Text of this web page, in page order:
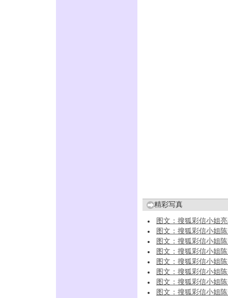
精彩写真
图文：搜狐彩信小姐
图文：搜狐彩信小姐
图文：搜狐彩信小姐
图文：搜狐彩信小姐
图文：搜狐彩信小姐
图文：搜狐彩信小姐
图文：搜狐彩信小姐
图文：搜狐彩信小姐